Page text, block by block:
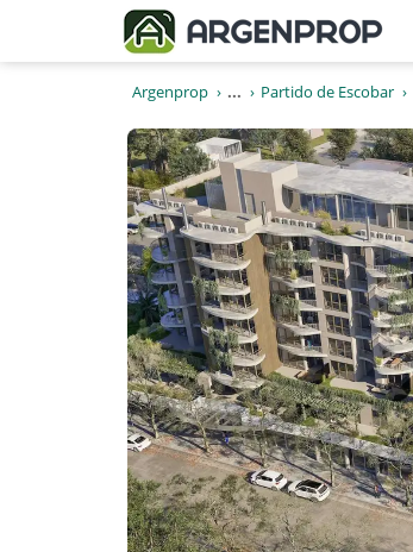
Argenprop ... Partido de Escobar